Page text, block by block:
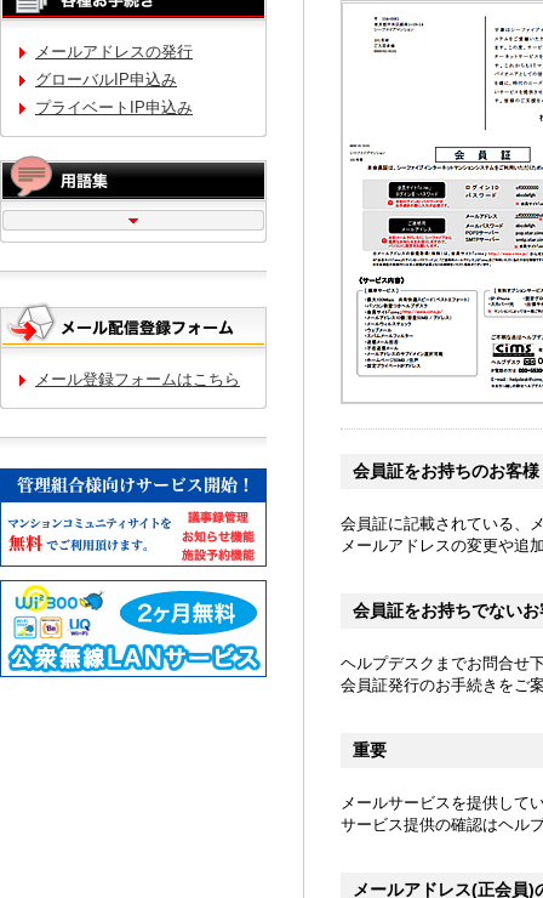
メールアドレスの発行
グローバルIP申込み
プライベートIP申込み
メール登録フォームはこちら
会員証をお持ちのお客様
会員証に記載されている、
メールアドレスの変更や追
会員証をお持ちでない
ヘルプデスクまでお問合せ
会員証発行のお手続きをご
重要
メールサービスを提供して
サービス提供の確認はヘル
メールアドレス(正会員)